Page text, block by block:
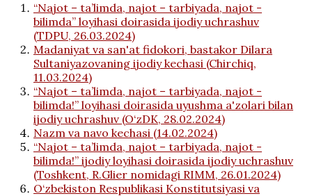
“Najot – ta’limda, najot – tarbiyada, najot -
bilimda” loyihasi doirasida ijodiy uchrashuv
(TDPU, 26.03.2024)
Madaniyat va san'at fidokori, bastakor Dilara
Sultaniyazovaning ijodiy kechasi (Chirchiq,
11.03.2024)
“Najot – ta’limda, najot – tarbiyada, najot -
bilimda!” loyihasi doirasida uyushma a'zolari bilan
ijodiy uchrashuv (O‘zDK, 28.02.2024)
Nazm va navo kechasi (14.02.2024)
“Najot – ta’limda, najot – tarbiyada, najot -
bilimda!” ijodiy loyihasi doirasida ijodiy uchrashuv
(Toshkent, R.Glier nomidagi RIMM, 26.01.2024)
O‘zbekiston Respublikasi Konstitutsiyasi va